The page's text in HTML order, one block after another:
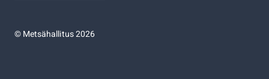
©Metsähallitus 2026